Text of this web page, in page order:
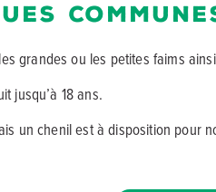
grandes ou les petites faims
jusqu’à 18 ans.
un chenil est à disposition pour